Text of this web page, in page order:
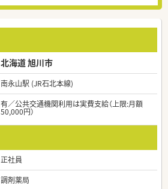
北海道 旭川市
南永山駅 (JR石北本線)
有／公共交通機関利用は実費支給（上限:月額
50,000円）
正社員
調剤薬局